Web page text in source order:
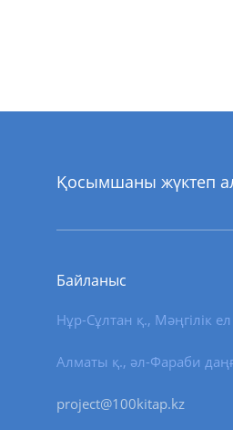
Қосымшаны жүктеп
Байланыс
Нұр-Сұлтан қ., Мәңгілік
Алматы қ., әл-Фараби
project@100kitap.kz